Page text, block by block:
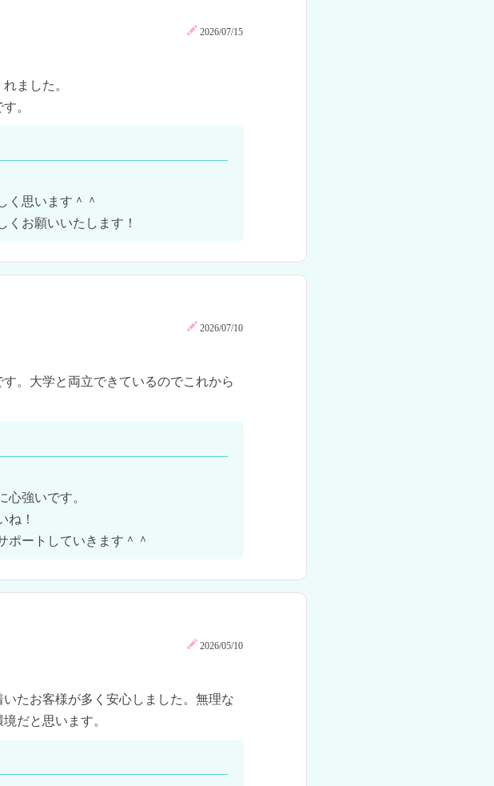
2026/07/15
ました。
。
く思います＾＾
くお願いいたします！
2026/07/10
。大学と両立できているのでこれから
強いです。
ね！
ポートしていきます＾＾
2026/05/10
たお客様が多く安心しました。無理な
だと思います。